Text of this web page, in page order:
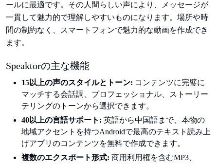
ールに最適です。その人間らしい声により、メッセージが
一貫して魅力的で理解しやすいものになります。場所や時
間の制約なく、スマートフォンで魅力的な動画を作成でき
ます。
Speaktorの主な機能
15以上の声のスタイルとトーン: コンテンツに完璧に
マッチする会話調、プロフェッショナル、ストーリー
テリングのトーンから選択できます。
40以上の言語サポート: 英語から中国語まで、本物の
地域アクセントを持つAndroidで最高のテキスト読み上
げアプリのコンテンツを無料で作成できます。
複数のエクスポート形式: 商用利用権を含むMP3、